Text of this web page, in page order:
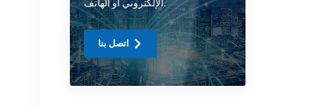
الإلكتروني أو الهاتف.
اتصل بنا